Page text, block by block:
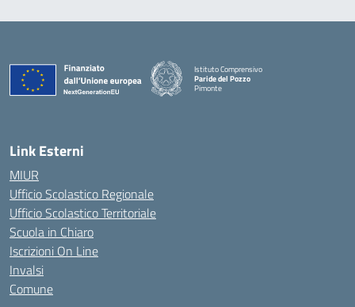
Istituto Comprensivo
Paride del Pozzo
Pimonte
Link Esterni
MIUR
Ufficio Scolastico Regionale
Ufficio Scolastico Territoriale
Scuola in Chiaro
Iscrizioni On Line
Invalsi
Comune